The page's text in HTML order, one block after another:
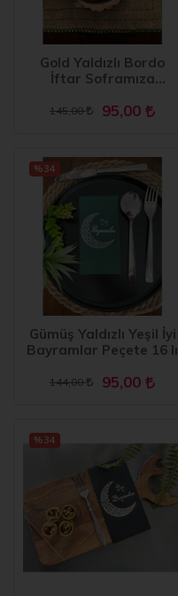
Gold Yaldızlı Bordo
İftar Soframıza
Peçete 16 Adet
145,00 95,00
Gümüş Yaldızlı Yeşil İyi
Bayramlar Peçete 16 lı
144,00 95,00
%34
%34